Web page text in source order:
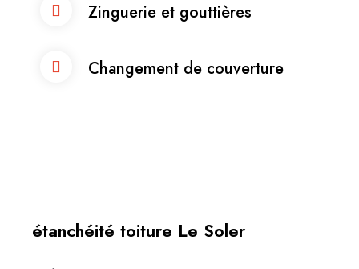
Zinguerie et gouttières
Changement de couverture
étanchéité toiture Le Soler